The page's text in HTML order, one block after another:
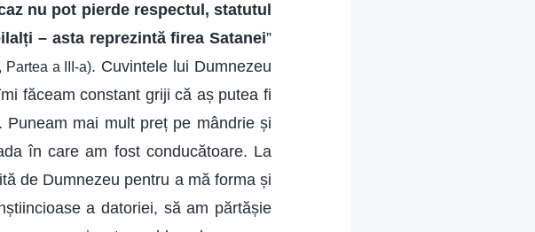
nu pot pierde respectul, statutul
– asta reprezintă firea Satanei”
a III-a). Cuvintele lui Dumnezeu
făceam constant griji că aș putea fi
mai mult preț pe mândrie și
în care am fost conducătoare. La
de Dumnezeu pentru a mă forma și
a datoriei, să am părtășie